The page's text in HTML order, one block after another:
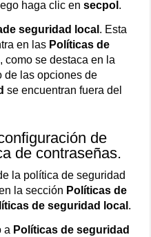
haga clic ensecpol .
seguridad local . Esta
en las Políticas de
, como se destaca en la
de las opciones de
se encuentran fuera del
de
de contraseñas.
la política de seguridad
la sección Políticas de
de seguridad local .
a Políticas de seguridad